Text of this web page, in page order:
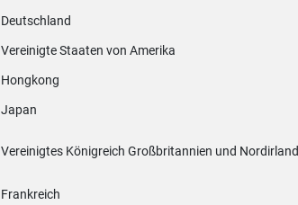
Deutschland
Vereinigte Staaten von Amerika
Hongkong
Japan
Vereinigtes Königreich Großbritannien und Nordirland
Frankreich